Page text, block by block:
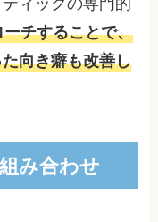
ィックの専門的
チすることで、
向き癖も改善し
み合わせ